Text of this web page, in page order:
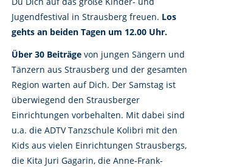
Jugendfestival in Strausberg freuen. Los
gehts an beiden Tagen um 12.00 Uhr.
Über 30 Beiträge von jungen Sängern und
Tänzern aus Strausberg und der gesamten
Region warten auf Dich. Der Samstag ist
überwiegend den Strausberger
Einrichtungen vorbehalten. Mit dabei sind
u.a. die ADTV Tanzschule Kolibri mit den
Kids aus vielen Einrichtungen Strausbergs,
die Kita Juri Gagarin, die Anne-Frank-